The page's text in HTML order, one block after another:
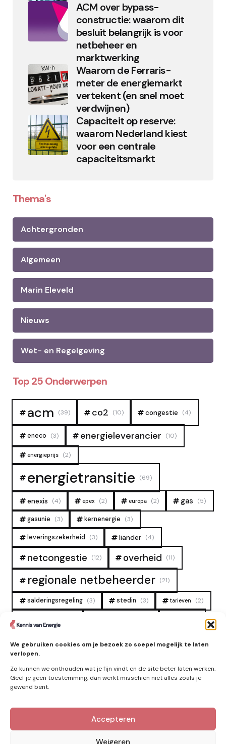
We gebruiken cookies om je bezoek zo soepel mogelijk te laten
verlopen.
Zo kunnen we onthouden wat je fijn vindt en de site beter laten werken.
Geef je geen toestemming, dan werkt misschien niet alles zoals je
gewend bent.
Accepteren
Weigeren
ACM over bypass-
constructie: waarom dit
besluit belangrijk is voor
netbeheer en
marktwerking
Waarom de Ferraris-
meter de energiemarkt
vertekent (en snel moet
verdwijnen)
Capaciteit op reserve:
waarom Nederland kiest
voor een centrale
capaciteitsmarkt
Thema's
Achtergronden
Algemeen
Marin Eleveld
Nieuws
Wet- en Regelgeving
Top 25 Onderwerpen
acm (39) co2 (10) congestie (4)
eneco (3) energieleverancier (10)
energieprijs (2)
energietransitie (69)
enexis (4) epex (2) europa (2) gas (5)
gasunie (3) kernenergie (3)
leveringszekerheid (3) liander (4)
netcongestie (12) overheid (11)
regionale netbeheerder (21)
salderingsregeling (3) stedin (3) tarieven (2)
tennet
zonne-energie (9)
Kennis van Energie in je mailbox?
Abonner op nieuwe artikelen.